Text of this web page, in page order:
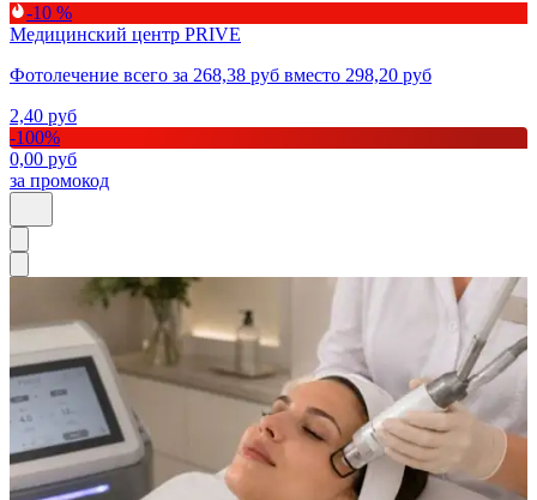
-10 %
Медицинский центр PRIVE
Фотолечение всего за 268,38 руб вместо 298,20 руб
2,40 руб
-100%
0,00 руб
за промокод